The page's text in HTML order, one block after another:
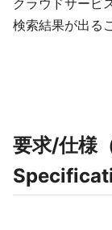
クラウドサービ
検索結果が出る
要求/仕様